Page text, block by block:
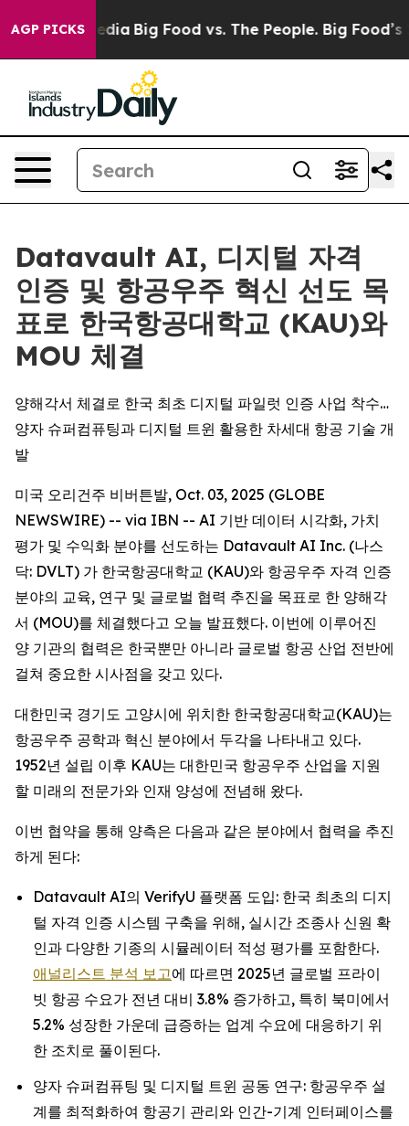
AGP PICKS
Media Big Food vs. The People. Big Food’s 239
Datavault AI, 디지털 자격
인증 및 항공우주 혁신 선도 목
표로 한국항공대학교 (KAU)와
MOU 체결
양해각서 체결로 한국 최초 디지털 파일럿 인증 사업 착수…
양자 슈퍼컴퓨팅과 디지털 트윈 활용한 차세대 항공 기술 개
발
미국 오리건주 비버튼발, Oct. 03, 2025 (GLOBE
NEWSWIRE) -- via IBN -- AI 기반 데이터 시각화, 가치
평가 및 수익화 분야를 선도하는 Datavault AI Inc. (나스
닥: DVLT) 가 한국항공대학교 (KAU)와 항공우주 자격 인증
분야의 교육, 연구 및 글로벌 협력 추진을 목표로 한 양해각
서 (MOU)를 체결했다고 오늘 발표했다. 이번에 이루어진
양 기관의 협력은 한국뿐만 아니라 글로벌 항공 산업 전반에
걸쳐 중요한 시사점을 갖고 있다.
대한민국 경기도 고양시에 위치한 한국항공대학교(KAU)는
항공우주 공학과 혁신 분야에서 두각을 나타내고 있다.
1952년 설립 이후 KAU는 대한민국 항공우주 산업을 지원
할 미래의 전문가와 인재 양성에 전념해 왔다.
이번 협약을 통해 양측은 다음과 같은 분야에서 협력을 추진
하게 된다:
Datavault AI의 VerifyU 플랫폼 도입: 한국 최초의 디지
털 자격 인증 시스템 구축을 위해, 실시간 조종사 신원 확
인과 다양한 기종의 시뮬레이터 적성 평가를 포함한다.
애널리스트 분석 보고에 따르면 2025년 글로벌 프라이
빗 항공 수요가 전년 대비 3.8% 증가하고, 특히 북미에서
5.2% 성장한 가운데 급증하는 업계 수요에 대응하기 위
한 조치로 풀이된다.
양자 슈퍼컴퓨팅 및 디지털 트윈 공동 연구: 항공우주 설
계를 최적화하여 항공기 관리와 인간-기계 인터페이스를